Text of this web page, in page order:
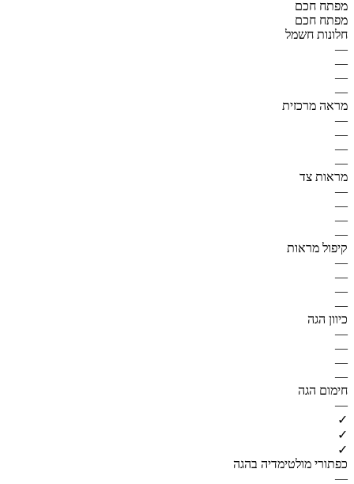
מפתח חכם
מפתח חכם
חלונות חשמל
—
—
—
—
מראה מרכזית
—
—
—
—
מראות צד
—
—
—
—
קיפול מראות
—
—
—
—
כיוון הגה
—
—
—
—
חימום הגה
—
✓
✓
✓
כפתורי מולטימדיה בהגה
—